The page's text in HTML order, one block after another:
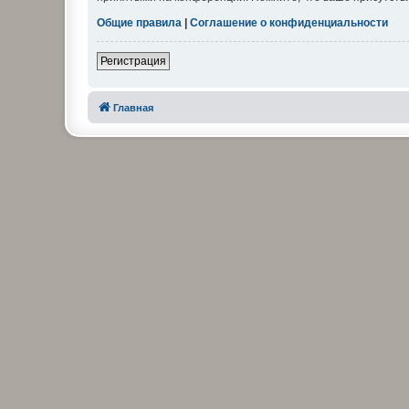
Общие правила | Соглашение о конфиденциальности
Регистрация
Главная